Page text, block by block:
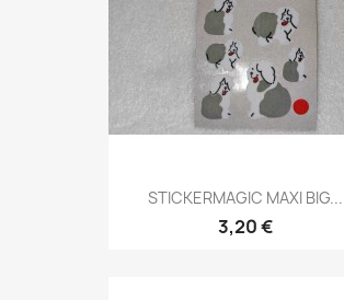
STICKERMAGIC MAXI BIG...
3,20 €